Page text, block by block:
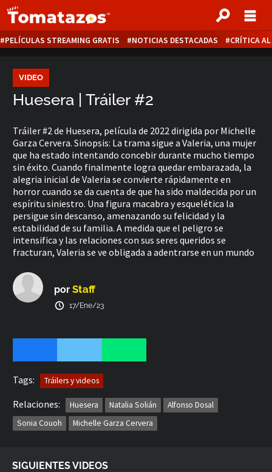
PELÍCULAS STREAMING GRATIS NOTICIAS DESTACADAS CRÍTICA
VIDEO
Huesera | Tráiler #2
Tráiler #2 de Huesera, película de 2022 dirigida por Michelle
Garza Cervera. Sinopsis: La trama sigue a Valeria, una mujer
que ha estado intentando concebir durante mucho tiempo
sin éxito. Cuando finalmente logra quedar embarazada, la
alegria inicial de Valeria se convierte rápidamente en
horror cuando se da cuenta de que ha sido maldecida por un
espíritu siniestro. Una figura macabra y esquelética la
persigue sin descanso, amenazando su felicidad y la
estabilidad de su familia. A medida que el peligro se
intensifica y las relaciones con sus seres queridos se
fracturan, Valeria se ve obligada a adentrarse en un mundo
por proteger a su bebé. En el elenco podemos encontrar a
Natalia Solián, Alfonso Dosal y Sonia Couoh.
por Staff
17/Ene/23
Tags: Tráilers y videos
Relaciones: Huesera Natalia Solián
Alfonso Dosal
Sonia Couoh
Michelle Garza Cervera
SIGUIENTES VIDEOS